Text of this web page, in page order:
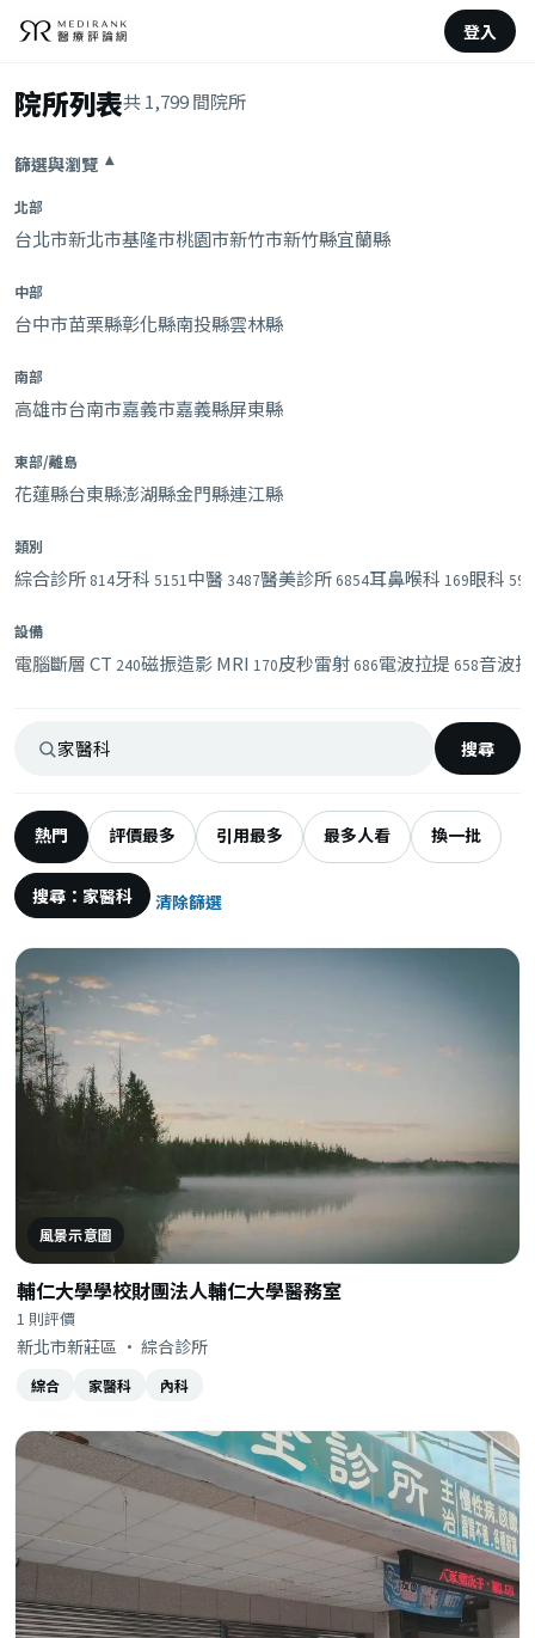
登入
院所列表共 1,799 間院所
篩選與瀏覽 ▾
北部
台北市新北市基隆市桃園市新竹市新竹縣宜蘭縣
中部
台中市苗栗縣彰化縣南投縣雲林縣
南部
高雄市台南市嘉義市嘉義縣屏東縣
東部/離島
花蓮縣台東縣澎湖縣金門縣連江縣
類別
綜合診所 814牙科 5151 中醫3487醫美診所 6854耳鼻喉科 169眼科 594
設備
電腦斷層 CT 240磁振造影 MRI 170皮秒雷射 686電波拉提 658音波
搜尋
熱門 評價最多 引用最多 最多人看 換一批
搜尋：家醫科 清除篩選
風景示意圖
輔仁大學學校財團法人輔仁大學醫務室
1 則評價
新北市新莊區 · 綜合診所
綜合 家醫科 內科